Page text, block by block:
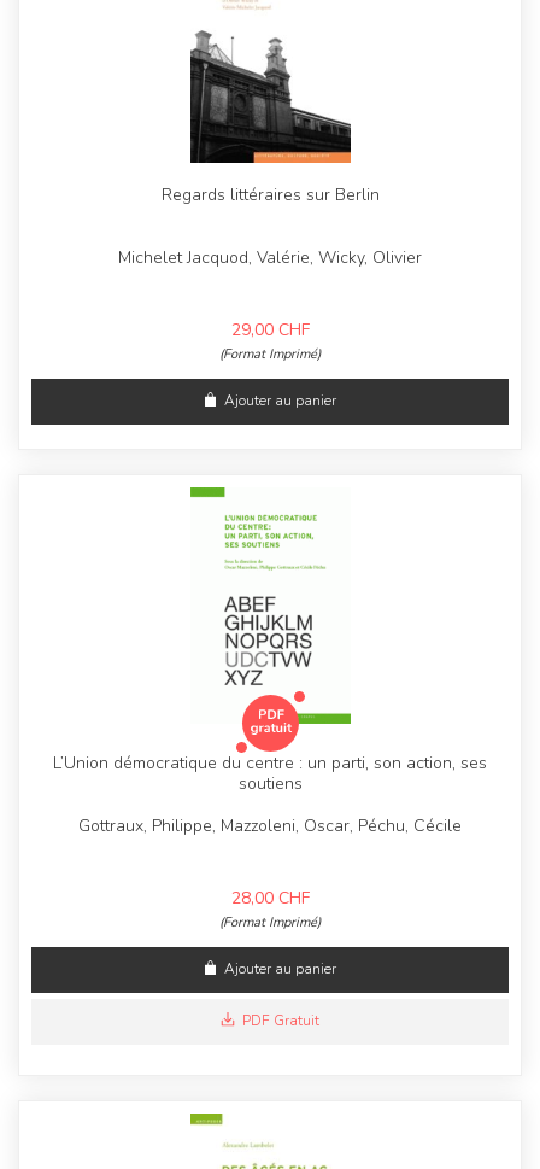
Regards littéraires sur Berlin
Michelet Jacquod, Valérie, Wicky, Olivier
29,00 CHF
(Format Imprimé)
Ajouter au panier
L’Union démocratique du centre : un parti, son action, ses
soutiens
Gottraux, Philippe, Mazzoleni, Oscar, Péchu, Cécile
28,00 CHF
(Format Imprimé)
Ajouter au panier
PDF Gratuit